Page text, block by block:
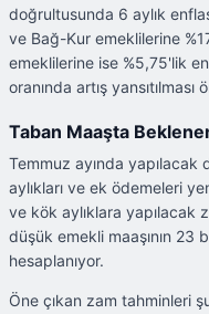
doğrultusunda 6 aylık
ve Bağ-Kur emeklilerine
emeklilerine ise %5,75'lik
oranında artış yansıtılması
Taban Maaşta
Temmuz ayında
aylıkları ve ek ödemeleri
ve kök aylıklara yapılacak
düşük emekli maaşının 23
hesaplanıyor.
Öne çıkan zam tahminleri